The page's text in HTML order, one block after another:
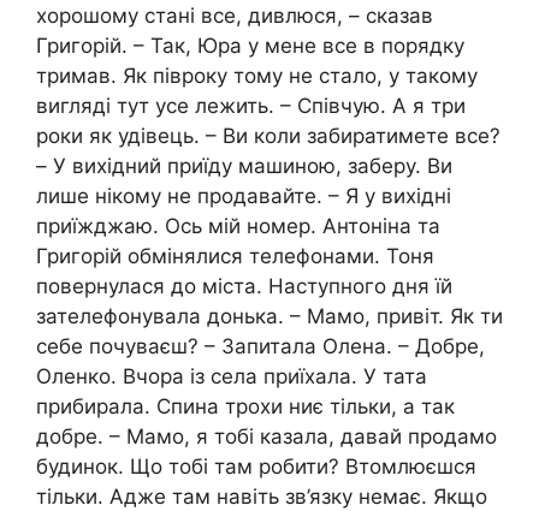
хорошому стані все, дивлюся, – сказав
Григорій. – Так, Юра у мене все в порядку
тримав. Як півроку тому не стало, у такому
вигляді тут усе лежить. – Співчую. А я три
роки як удівець. – Ви коли забиратимете все?
– У вихідний приїду машиною, заберу. Ви
лише нікому не продавайте. – Я у вихідні
приїжджаю. Ось мій номер. Антоніна та
Григорій обмінялися телефонами. Тоня
повернулася до міста. Наступного дня їй
зателефонувала донька. – Мамо, привіт. Як ти
себе почуваєш? – Запитала Олена. – Добре,
Оленко. Вчора із села приїхала. У тата
прибирала. Спина трохи ниє тільки, а так
добре. – Мамо, я тобі казала, давай продамо
будинок. Що тобі там робити? Втомлюєшся
тільки. Адже там навіть зв’язку немає. Якщо